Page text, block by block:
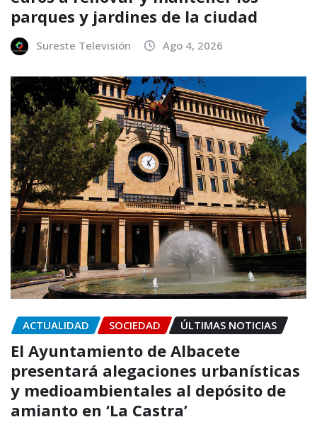
parques y jardines de la ciudad
Sureste Televisión Ago 4, 2026
ACTUALIDAD SOCIEDAD ÚLTIMAS NOTICIAS
El Ayuntamiento de Albacete
presentará alegaciones urbanísticas
y medioambientales al depósito de
amianto en ‘La Castra’